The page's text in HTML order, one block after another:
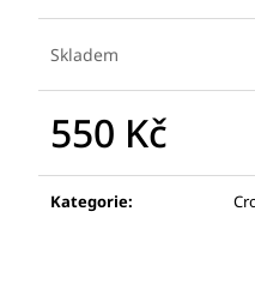
Skladem
550 Kč
Kategorie: